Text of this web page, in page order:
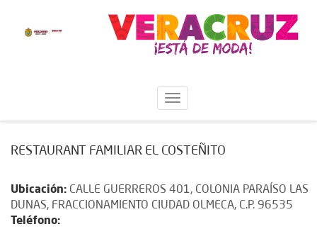
RESTAURANT FAMILIAR EL COSTEÑITO
Ubicación: CALLE GUERREROS 401, COLONIA PARAÍSO LAS
DUNAS, FRACCIONAMIENTO CIUDAD OLMECA, C.P. 96535
Teléfono: